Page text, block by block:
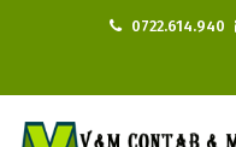
0722.614.940